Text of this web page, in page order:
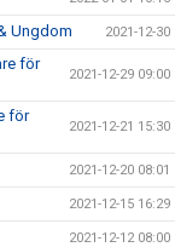
Ungdom 2021-12-30
för
2021-12-29 09:00
för
2021-12-21 15:30
2021-12-20 08:01
2021-12-15 16:29
2021-12-12 08:00